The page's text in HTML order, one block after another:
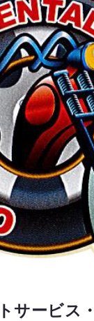
サービス